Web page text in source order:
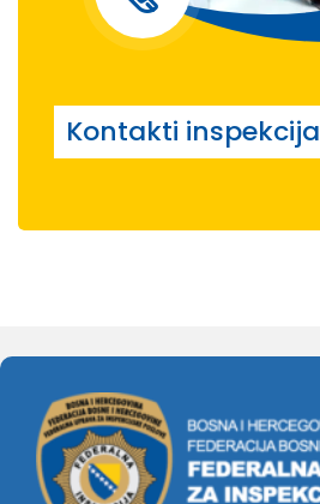
Kontakti inspekcija